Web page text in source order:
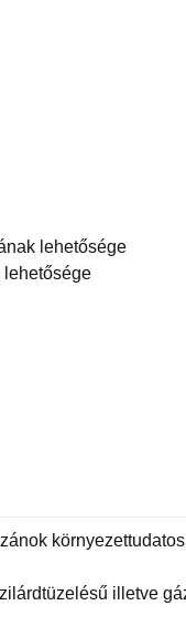
lehetősége
lehetősége
illetve